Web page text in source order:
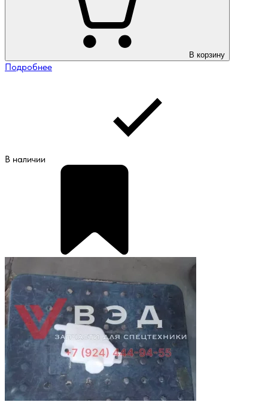
В корзину
Подробнее
В наличии